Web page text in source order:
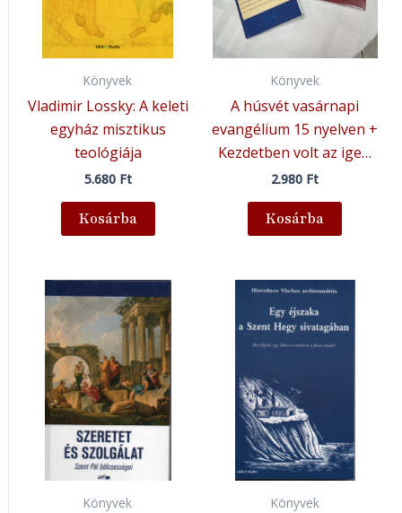
Könyvek
Vladimir Lossky: A keleti
egyház misztikus
teológiája
5.680 Ft
Kosárba
Könyvek
A húsvét vasárnapi
evangélium 15 nyelven +
Kezdetben volt az ige…
2.980 Ft
Kosárba
Könyvek Könyvek